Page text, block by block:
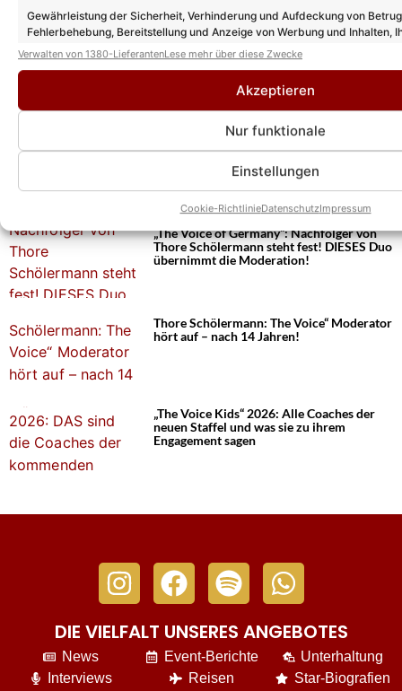
Gewährleistung der Sicherheit, Verhinderung und Aufdeckung von
Fehlerbehebung, Bereitstellung und Anzeige von Werbung und Inhalten,
Entscheidungen zum Datenschutz speichern und übermitteln.
Verwalten von 1380-LieferantenLese mehr über diese Zwecke
Akzeptieren
Nur funktionale
Einstellungen
Cookie-RichtlinieDatenschutzImpressum
Weitere News
neuen Sendeterminen: Das müssen
Zuschauer jetzt wissen
„The Voice of Germany“: Nachfolger von
Thore Schölermann steht fest! DIESES Duo
übernimmt die Moderation!
Thore Schölermann: The Voice“ Moderator
hört auf – nach 14 Jahren!
„The Voice Kids“ 2026: Alle Coaches der
neuen Staffel und was sie zu ihrem
Engagement sagen
DIE VIELFALT UNSERES ANGEBOTES
News
Interviews
Event-Berichte
Reisen
Unterhaltung
Star-Biografien